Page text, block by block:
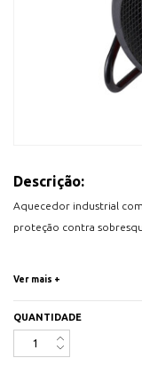
Descrição:
Aquecedor industrial
proteção contra
Dimensões: 31x27x35cm.
Ver mais +
QUANTIDADE